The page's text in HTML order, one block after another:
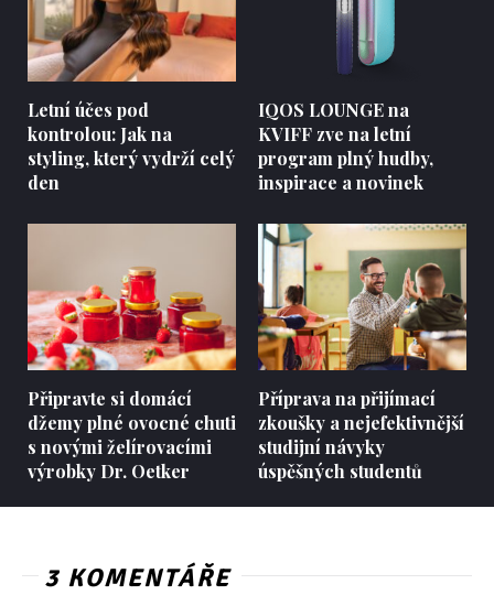
Letní účes pod
kontrolou: Jak na
styling, který vydrží celý
den
IQOS LOUNGE na
KVIFF zve na letní
program plný hudby,
inspirace a novinek
Připravte si domácí
džemy plné ovocné chuti
s novými želírovacími
výrobky Dr. Oetker
Příprava na přijímací
zkoušky a nejefektivnější
studijní návyky
úspěšných studentů
3 KOMENTÁŘE